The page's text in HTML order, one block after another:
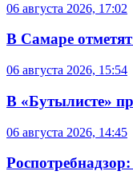
06 августа 2026, 17:02
В Самаре
06 августа 2026, 15:54
В «Бутылисте»
06 августа 2026, 14:45